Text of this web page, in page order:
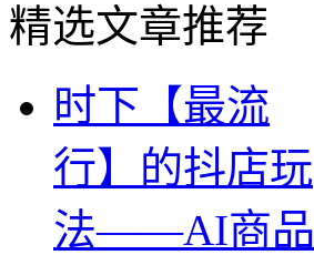
精选文章推荐
时下【最流
行】的抖店玩
法——AI商品